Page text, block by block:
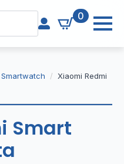
0
Smartwatch
Xiaomi Redmi
Smart